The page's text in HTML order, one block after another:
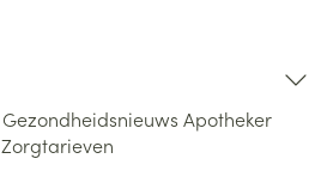
Gezondheidsnieuws Apotheker
Zorgtarieven